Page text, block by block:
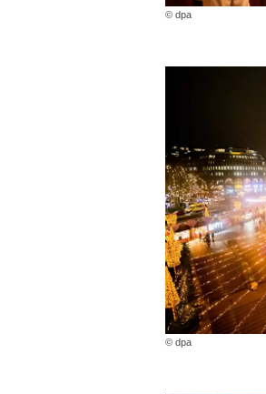
© dpa
© dpa